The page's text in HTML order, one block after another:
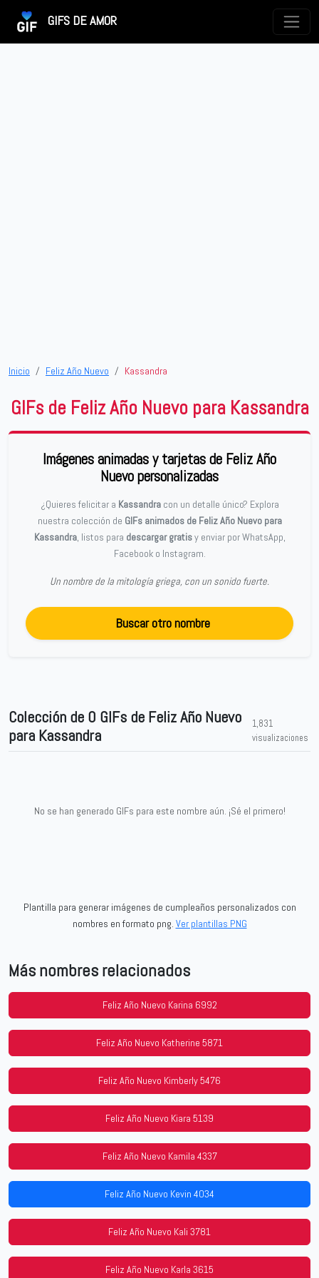
GIFS DE AMOR
Inicio Feliz Año Nuevo Kassandra
GIFs de Feliz Año Nuevo para Kassandra
Imágenes animadas y tarjetas de Feliz Año
Nuevo personalizadas
¿Quieres felicitar a Kassandracon un detalle único? Explora
nuestra colección de GIFs animados de Feliz Año Nuevo para
Kassandra, listos para descargar gratisy enviar por WhatsApp,
Facebook o Instagram.
Un nombre de la mitología griega, con un sonido fuerte.
Buscar otro nombre
Colección de 0 GIFs de Feliz Año Nuevo
para Kassandra
1,831
visualizaciones
No se han generado GIFs para este nombre aún. ¡Sé el primero!
Plantilla para generar imágenes de cumpleaños personalizados con
nombres en formato png. Ver plantillas PNG
Más nombres relacionados
Feliz Año Nuevo Karina 6992
Feliz Año Nuevo Katherine 5871
Feliz Año Nuevo Kimberly 5476
Feliz Año Nuevo Kiara 5139
Feliz Año Nuevo Kamila 4337
Feliz Año Nuevo Kevin 4034
Feliz Año Nuevo Kali 3781
Feliz Año Nuevo Karla 3615